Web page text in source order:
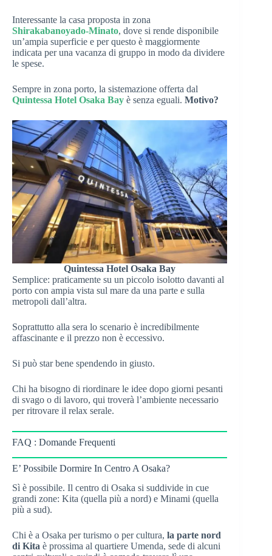
Interessante la casa proposta in zona
Shirakabanoyado-Minato, dove si rende disponibile
un’ampia superficie e per questo è maggiormente
indicata per una vacanza di gruppo in modo da dividere
le spese.
Sempre in zona porto, la sistemazione offerta dal
Quintessa Hotel Osaka Bay è senza eguali. Motivo?
Quintessa Hotel Osaka Bay
Semplice: praticamente su un piccolo isolotto davanti al
porto con ampia vista sul mare da una parte e sulla
metropoli dall’altra.
Soprattutto alla sera lo scenario è incredibilmente
affascinante e il prezzo non è eccessivo.
Si può star bene spendendo in giusto.
Chi ha bisogno di riordinare le idee dopo giorni pesanti
di svago o di lavoro, qui troverà l’ambiente necessario
per ritrovare il relax serale.
FAQ : Domande Frequenti
E’ Possibile Dormire In Centro A Osaka?
Sì è possibile. Il centro di Osaka si suddivide in cue
grandi zone: Kita (quella più a nord) e Minami (quella
più a sud).
Chi è a Osaka per turismo o per cultura, la parte nord
di Kita è prossima al quartiere Umenda, sede di alcuni